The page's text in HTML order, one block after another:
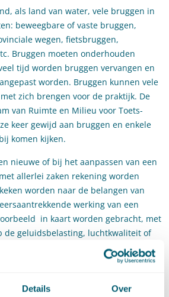
Details Over
als land van water, vele bruggen in
beweegbare of vaste bruggen,
wegen, fietsbruggen,
Bruggen moeten onderhouden
tijd worden bruggen vervangen en
worden. Bruggen kunnen vele
zich brengen voor de praktijk. De
van Ruimte en Milieu voor Toets-
keer gewijd aan bruggen en enkele
komen kijken.
nieuwe of bij het aanpassen van een
allerlei zaken rekening worden
worden naar de belangen van
werking van een
in kaart worden gebracht, met
de geluidsbelasting, luchtkwaliteit of
gezien. Beroepsvaart of